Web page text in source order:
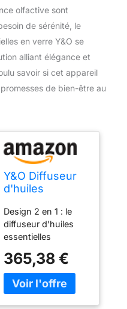
olfactive sont
de sérénité, le
en verre Y&O se
alliant élégance et
savoir si cet appareil
de bien-être au
Y&O Diffuseur
d'huiles
verre, 1600 ml,
diffuseur
d'aromathérapie
à vapeur avec
réservoir en
verre, arrêt
automatique,
vaporisateur
Design 2 en 1 : le
diffuseur d'huiles
essentielles
technologie
d'évaporation
thermique pour une
365,38 €